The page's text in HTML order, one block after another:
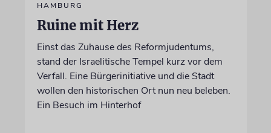
HAMBURG
Ruine mit Herz
Einst das Zuhause des Reformjudentums,
stand der Israelitische Tempel kurz vor dem
Verfall. Eine Bürgerinitiative und die Stadt
wollen den historischen Ort nun neu beleben.
Ein Besuch im Hinterhof